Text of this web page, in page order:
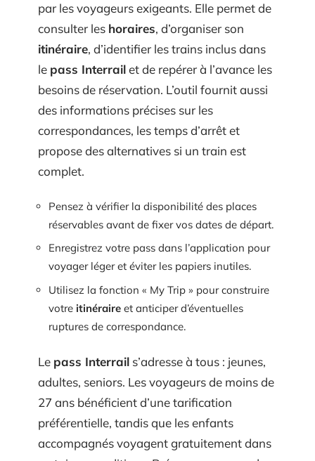
par les voyageurs exigeants. Elle permet de
consulter les horaires, d’organiser son
itinéraire, d’identifier les trains inclus dans
le pass Interrailet de repérer à l’avance les
besoins de réservation. L’outil fournit aussi
des informations précises sur les
correspondances, les temps d’arrêt et
propose des alternatives si un train est
complet.
Pensez à vérifier la disponibilité des places
réservables avant de fixer vos dates de départ.
Enregistrez votre pass dans l’application pour
voyager léger et éviter les papiers inutiles.
Utilisez la fonction « My Trip » pour construire
votre itinéraire et anticiper d’éventuelles
ruptures de correspondance.
Le pass Interrail s’adresse à tous : jeunes,
adultes, seniors. Les voyageurs de moins de
27 ans bénéficient d’une tarification
préférentielle, tandis que les enfants
accompagnés voyagent gratuitement dans